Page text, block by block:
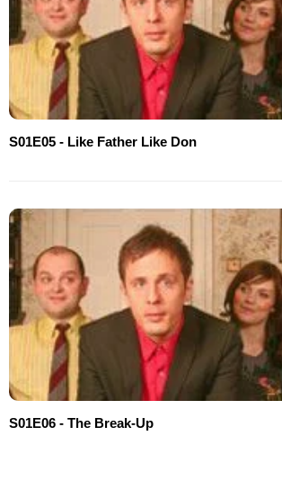
S01E05 - Like Father Like Don
S01E06 - The Break-Up